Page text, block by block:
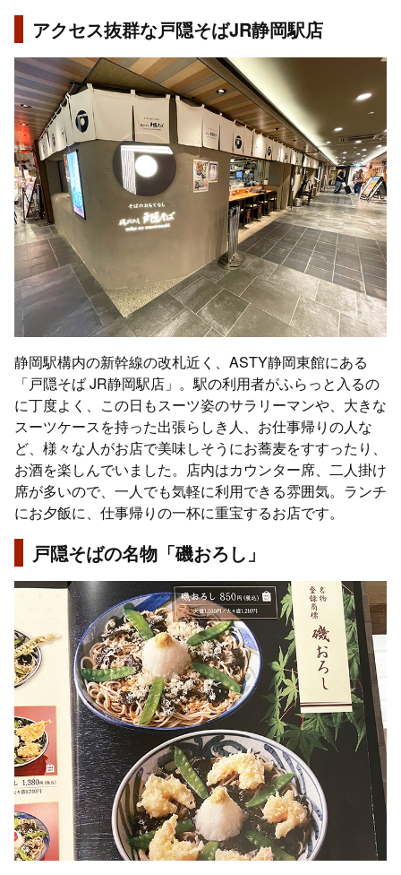
アクセス抜群な戸隠そばJR静岡駅店
静岡駅構内の新幹線の改札近く、ASTY静岡東館にある
「戸隠そば JR静岡駅店」。駅の利用者がふらっと入るの
に丁度よく、この日もスーツ姿のサラリーマンや、大きな
スーツケースを持った出張らしき人、お仕事帰りの人な
ど、様々な人がお店で美味しそうにお蕎麦をすすったり、
お酒を楽しんでいました。店内はカウンター席、二人掛け
席が多いので、一人でも気軽に利用できる雰囲気。ランチ
にお夕飯に、仕事帰りの一杯に重宝するお店です。
戸隠そばの名物「磯おろし」